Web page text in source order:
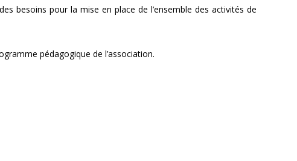
besoins pour la mise en place de l’ensemble des activités de
pédagogique de l’association.